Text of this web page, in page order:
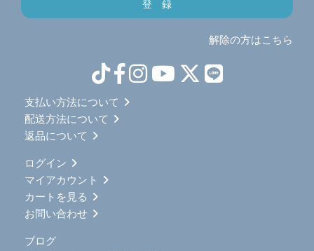
解除の方はこちら
支払い方法について
配送方法について
返品について
ログイン
マイアカウント
カートを見る
お問い合わせ
ブログ